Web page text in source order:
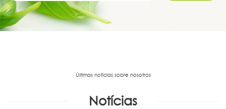
Últimas noticias sobre nosotros
Notícias